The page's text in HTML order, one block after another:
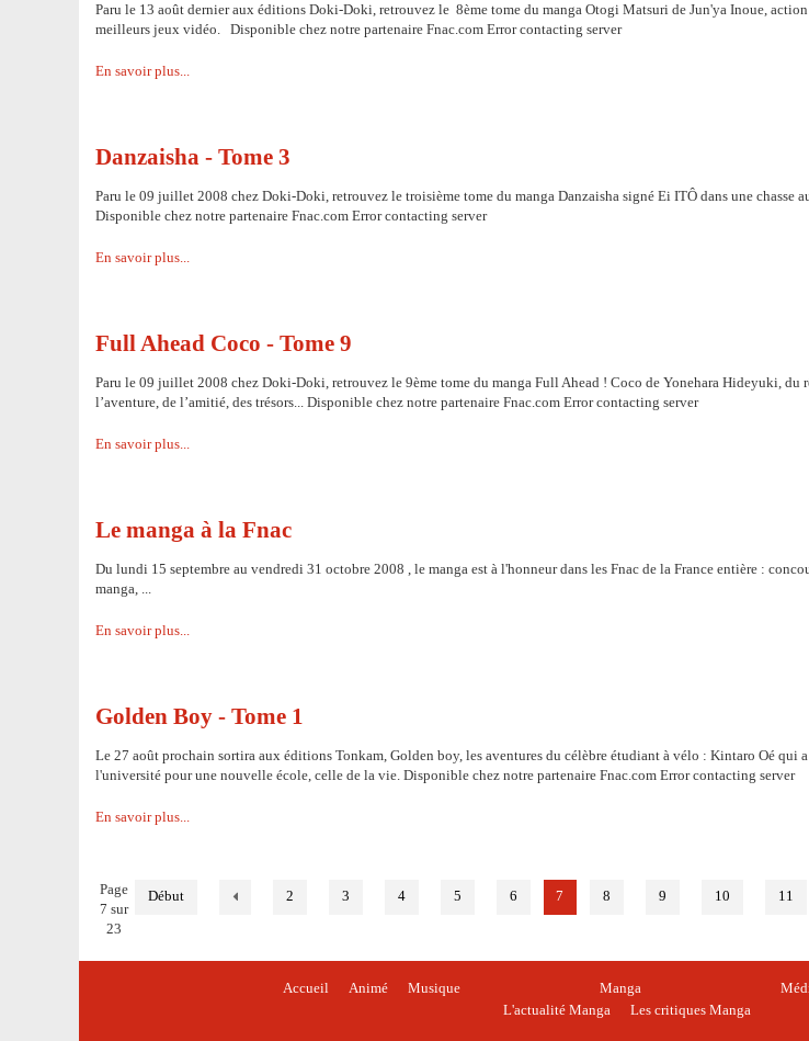
Paru le 13 août dernier aux éditions Doki-Doki, retrouvez le 8ème tome du manga Otogi Matsuri de Jun'ya Inoue,
meilleurs jeux vidéo. Disponible chez notre partenaire Fnac.com Error contacting server
En savoir plus...
Danzaisha - Tome 3
Paru le 09 juillet 2008 chez Doki-Doki, retrouvez le troisième tome du manga Danzaisha signé Ei ITÔ dans une chasse
Disponible chez notre partenaire Fnac.com Error contacting server
En savoir plus...
Full Ahead Coco - Tome 9
Paru le 09 juillet 2008 chez Doki-Doki, retrouvez le 9ème tome du manga Full Ahead ! Coco de Yonehara Hideyuki, du
l’aventure, de l’amitié, des trésors... Disponible chez notre partenaire Fnac.com Error contacting server
En savoir plus...
Le manga à la Fnac
Du lundi 15 septembre au vendredi 31 octobre 2008 , le manga est à l'honneur dans les Fnac de la France entière :
manga, ...
En savoir plus...
Golden Boy - Tome 1
Le 27 août prochain sortira aux éditions Tonkam, Golden boy, les aventures du célèbre étudiant à vélo : Kintaro Oé qui
l'université pour une nouvelle école, celle de la vie. Disponible chez notre partenaire Fnac.com Error contacting server
En savoir plus...
Début 2 3 4 5 6 7 8 9 10 11
Page
7 sur
23
Accueil Animé Musique
Manga
L'actualité Manga
Les critiques Manga